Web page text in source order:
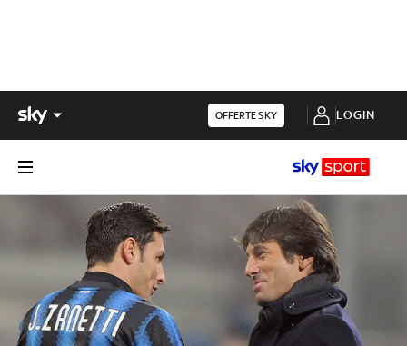
OFFERTE SKY LOGIN